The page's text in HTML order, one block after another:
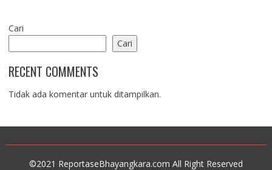
Cari
Cari
RECENT COMMENTS
Tidak ada komentar untuk ditampilkan.
©2021 ReportaseBhayangkara.com All Right Reserved